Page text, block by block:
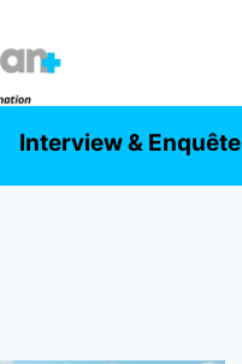
Interview & Enquête